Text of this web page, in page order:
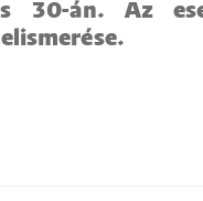
30-án. Az